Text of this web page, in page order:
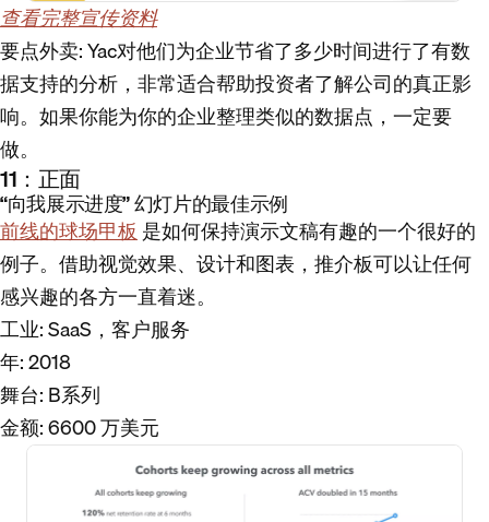
查看完整宣传资料
要点外卖: Yac对他们为企业节省了多少时间进行了有数
据支持的分析，非常适合帮助投资者了解公司的真正影
响。如果你能为你的企业整理类似的数据点，一定要
做。
11：正面
“向我展示进度” 幻灯片的最佳示例
前线的球场甲板是如何保持演示文稿有趣的一个很好的
例子。借助视觉效果、设计和图表，推介板可以让任何
感兴趣的各方一直着迷。
工业: SaaS，客户服务
年: 2018
舞台: B系列
金额: 6600 万美元